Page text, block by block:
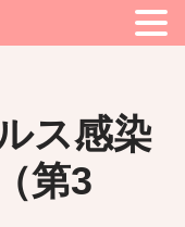
ス感染
第3